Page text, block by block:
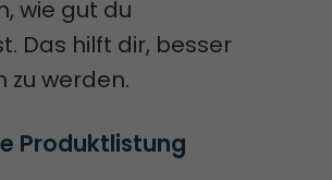
wie gut du
Das hilft dir, besser
zu werden.
Produktlistung